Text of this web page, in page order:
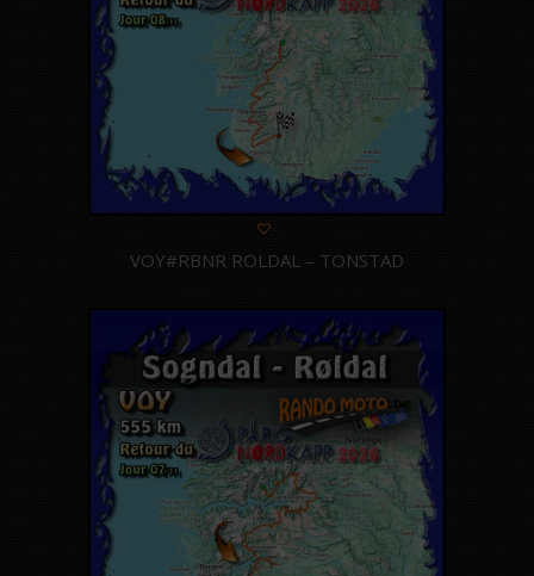
VOY#RBNR ROLDAL – TONSTAD